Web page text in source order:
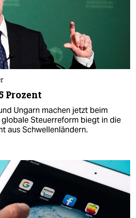
Prozent
Ungarn machen jetzt beim
Steuerreform biegt in die
aus Schwellenländern.